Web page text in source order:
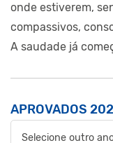
onde estiverem,
compassivos,
A saudade já
APROVADOS
Selecione outro